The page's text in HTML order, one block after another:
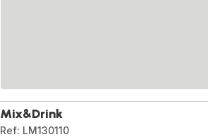
Mix&Drink
Ref: LM130110